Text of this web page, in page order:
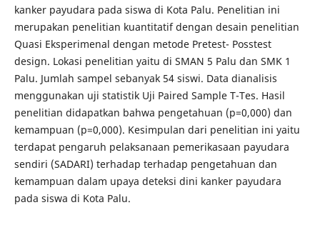
kanker payudara pada siswa di Kota Palu. Penelitian ini
merupakan penelitian kuantitatif dengan desain penelitian
Quasi Eksperimenal dengan metode Pretest- Posstest
design. Lokasi penelitian yaitu di SMAN 5 Palu dan SMK 1
Palu. Jumlah sampel sebanyak 54 siswi. Data dianalisis
menggunakan uji statistik Uji Paired Sample T-Tes. Hasil
penelitian didapatkan bahwa pengetahuan (p=0,000) dan
kemampuan (p=0,000). Kesimpulan dari penelitian ini yaitu
terdapat pengaruh pelaksanaan pemerikasaan payudara
sendiri (SADARI) terhadap terhadap pengetahuan dan
kemampuan dalam upaya deteksi dini kanker payudara
pada siswa di Kota Palu.